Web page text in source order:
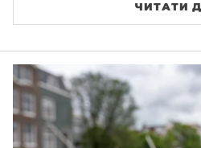
ЧИТАТИ